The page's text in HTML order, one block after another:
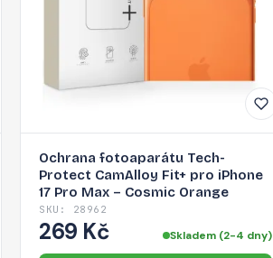
Ochrana fotoaparátu Tech-
Protect CamAlloy Fit+ pro iPhone
17 Pro Max – Cosmic Orange
SKU: 28962
269 Kč Skladem (2-4 dny)